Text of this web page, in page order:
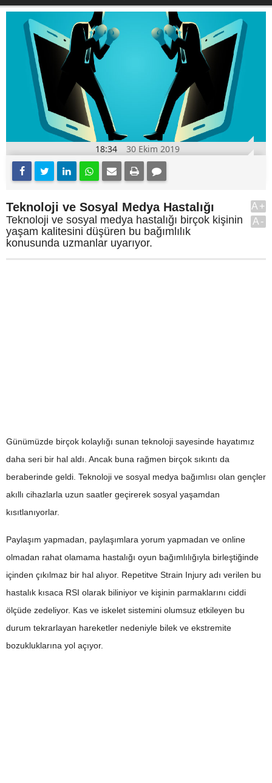
18:34 30 Ekim 2019
Teknoloji ve Sosyal Medya Hastalığı
Teknoloji ve sosyal medya hastalığı birçok kişinin
yaşam kalitesini düşüren bu bağımlılık
konusunda uzmanlar uyarıyor.
A+
A-
Günümüzde birçok kolaylığı sunan teknoloji sayesinde hayatımız
daha seri bir hal aldı. Ancak buna rağmen birçok sıkıntı da
beraberinde geldi. Teknoloji ve sosyal medya bağımlısı olan gençler
akıllı cihazlarla uzun saatler geçirerek sosyal yaşamdan
kısıtlanıyorlar.
Paylaşım yapmadan, paylaşımlara yorum yapmadan ve online
olmadan rahat olamama hastalığı oyun bağımlılığıyla birleştiğinde
içinden çıkılmaz bir hal alıyor. Repetitve Strain Injury adı verilen bu
hastalık kısaca RSI olarak biliniyor ve kişinin parmaklarını ciddi
ölçüde zedeliyor. Kas ve iskelet sistemini olumsuz etkileyen bu
durum tekrarlayan hareketler nedeniyle bilek ve ekstremite
bozukluklarına yol açıyor.